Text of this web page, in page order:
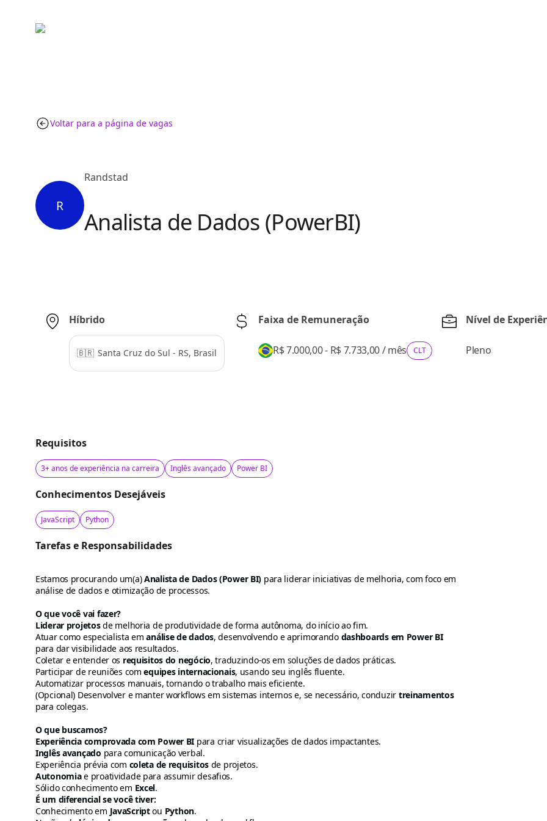
Voltar para a página de vagas
R
Randstad
Analista de Dados (PowerBI)
Híbrido
🇧🇷 Santa Cruz do Sul - RS, Brasil
Faixa de Remuneração
R$ 7.000,00 - R$ 7.733,00/mês CLT
Nível de
Pleno
Requisitos
3+ anos de experiência na carreira Inglês avançado Power BI
Conhecimentos Desejáveis
JavaScript Python
Tarefas e Responsabilidades
Estamos procurando um(a)Analista de Dados (Power BI) para liderar iniciativas de melhoria, com foco em
análise de dados e otimização de processos.
O que você vai fazer?
Liderar projetosde melhoria de produtividade de forma autônoma, do início ao fim.
Atuar como especialista emanálise de dados, desenvolvendo e aprimorando dashboards em Power BI
para dar visibilidade aos resultados.
Coletar e entender os requisitos do negócio, traduzindo-os em soluções de dados práticas.
Participar de reuniões comequipes internacionais, usando seu inglês fluente.
Automatizar processos manuais, tornando o trabalho mais eficiente.
(Opcional) Desenvolver e manter workflows em sistemas internos e, se necessário, conduzir treinamentos
para colegas.
O que buscamos?
Experiência comprovada com Power BI para criar visualizações de dados impactantes.
Inglês avançado para comunicação verbal.
Experiência prévia com coleta de requisitosde projetos.
Autonomiae proatividade para assumir desafios.
Sólido conhecimento em Excel.
É um diferencial se você tiver:
Conhecimento em JavaScriptou Python.